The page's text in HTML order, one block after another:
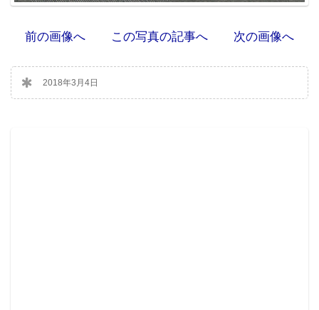
前の画像へ この写真の記事へ 次の画像へ
2018年3月4日